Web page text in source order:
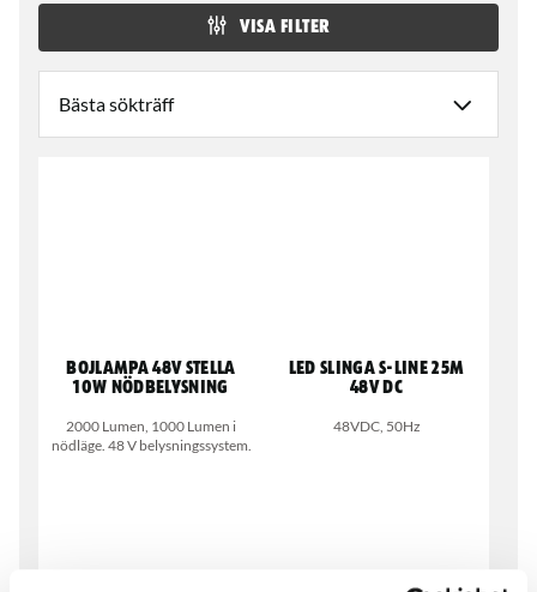
VISA FILTER
Bojlampa 48V Stella
10W Nödbelysning
2000 Lumen, 1000 Lumen i
nödläge. 48 V belysningssystem.
LED Slinga S-LINE 25M
48V DC
48VDC, 50Hz